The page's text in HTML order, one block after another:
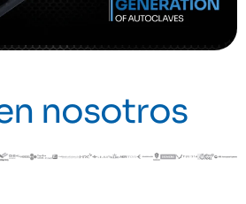
nosotros